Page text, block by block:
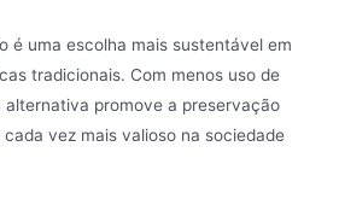
é uma escolha mais sustentável em
tradicionais. Com menos uso de
alternativa promove a preservação
vez mais valioso na sociedade